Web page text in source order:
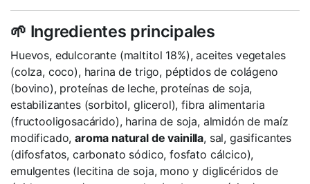
🌱 Ingredientes principales
Huevos, edulcorante (maltitol 18%), aceites vegetales
(colza, coco), harina de trigo, péptidos de colágeno
(bovino), proteínas de leche, proteínas de soja,
estabilizantes (sorbitol, glicerol), fibra alimentaria
(fructooligosacárido), harina de soja, almidón de maíz
modificado,aroma natural de vainilla, sal, gasificantes
(difosfatos, carbonato sódico, fosfato cálcico),
emulgentes (lecitina de soja, mono y diglicéridos de